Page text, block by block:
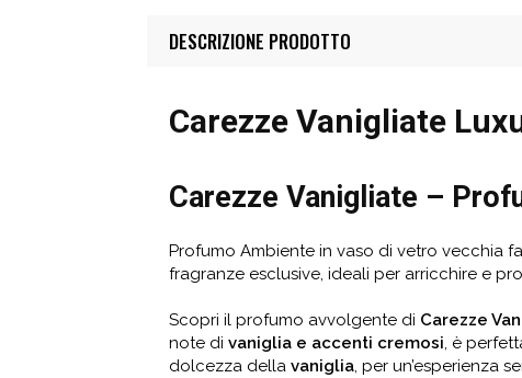
DESCRIZIONE PRODOTTO
Carezze Vanigliate
Carezze Vanigliate –
Profumo Ambiente in vaso di vetro vecchia
fragranze esclusive, ideali per arricchire e
Scopri il profumo avvolgente di Carezze
note di vaniglia e accenti cremosi, è
dolcezza della vaniglia, per un’esperienza